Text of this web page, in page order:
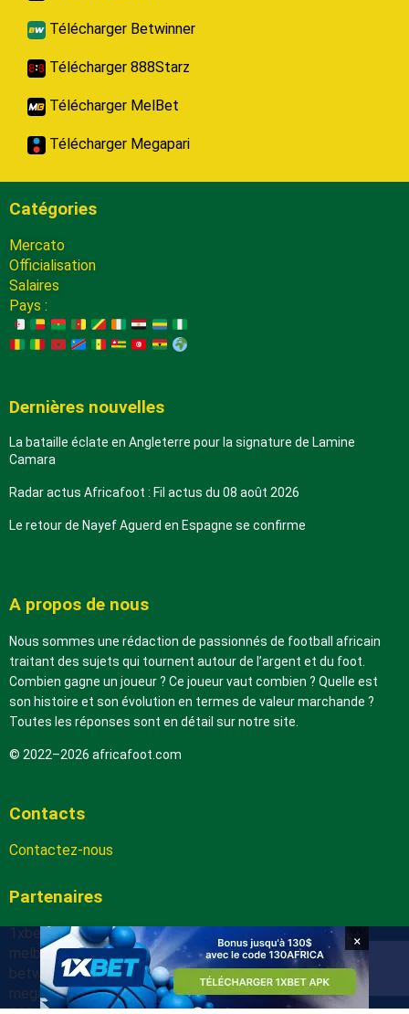
Télécharger Betwinner
Télécharger 888Starz
Télécharger MelBet
Télécharger Megapari
Catégories
Mercato
Officialisation
Salaires
Pays :
Dernières nouvelles
La bataille éclate en Angleterre pour la signature de Lamine
Camara
Radar actus Africafoot : Fil actus du 08 août 2026
Le retour de Nayef Aguerd en Espagne se confirme
A propos de nous
Nous sommes une rédaction de passionnés de football africain
traitant des sujets qui tournent autour de l’argent et du foot.
Combien gagne un joueur ? Ce joueur vaut combien ? Quelle est
son histoire et son évolution en termes de valeur marchande ?
Toutes les réponses sont en détail sur notre site.
© 2022–2026 africafoot.com
Contacts
Contactez-nous
Partenaires
1xbetapk.africafoot.com
melbet.africafoot.com
betwinnerapp.africafoot.com
megapari.africafoot.com
×